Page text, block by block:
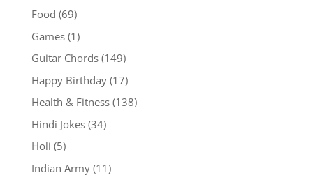
Food (69)
Games(1)
Guitar Chords(149)
Happy Birthday(17)
Health & Fitness(138)
Hindi Jokes(34)
Holi (5)
Indian Army(11)